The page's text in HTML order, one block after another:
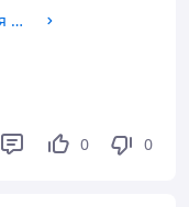
Відновлювальний крем для обличчя Dr. Althea 345 Relief Cream
0 0